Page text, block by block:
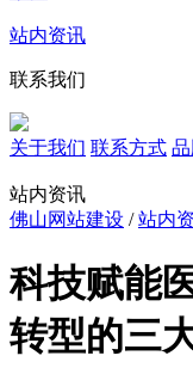
站内资讯
联系我们
关于我们 联系方式
站内资讯
佛山网站建设 /站内
科技赋能
转型的三